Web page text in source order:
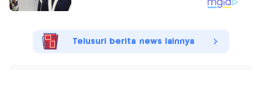
Telusuri berita news lainnya